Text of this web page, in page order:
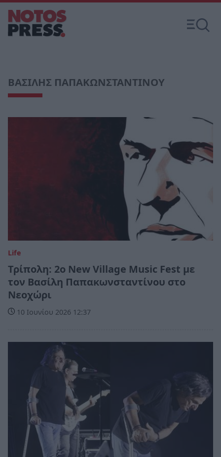
ΒΑΣΙΛΗΣ ΠΑΠΑΚΩΝΣΤΑΝΤΙΝΟΥ
Life
Τρίπολη: 2ο New Village Music Fest με
τον Βασίλη Παπακωνσταντίνου στο
Νεοχώρι
10 Ιουνίου 2026 12:37